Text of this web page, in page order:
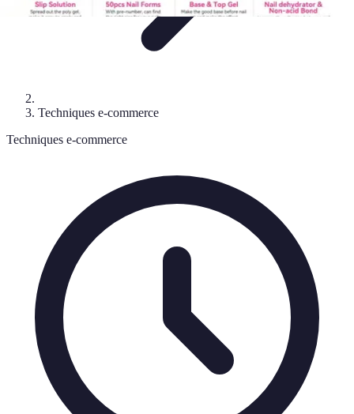
Techniques e-commerce
Techniques e-commerce